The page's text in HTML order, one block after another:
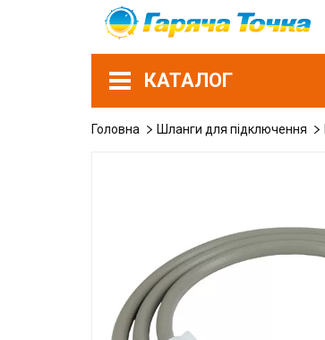
КАТАЛОГ
Головна Шланги для підключення